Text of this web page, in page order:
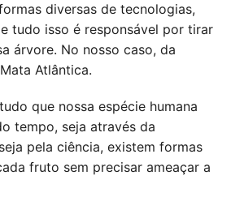
diversas de tecnologias,
tudo isso é responsável por tirar
árvore. No nosso caso, da
Atlântica.
que nossa espécie humana
tempo, seja através da
pela ciência, existem formas
fruto sem precisar ameaçar a